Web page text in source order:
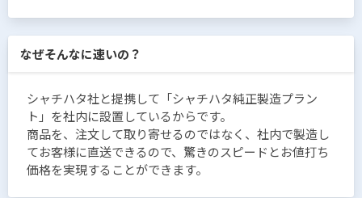
なぜそんなに速いの？
シャチハタ社と提携して「シャチハタ純正製造プラン
ト」を社内に設置しているからです。
商品を、注文して取り寄せるのではなく、社内で製造し
てお客様に直送できるので、驚きのスピードとお値打ち
価格を実現することができます。